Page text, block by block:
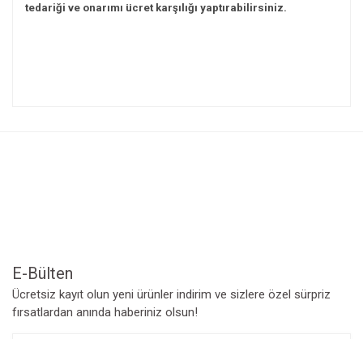
tedariği ve onarımı ücret karşılığı yaptırabilirsiniz.
E-Bülten
Ücretsiz kayıt olun yeni ürünler indirim ve sizlere özel sürpriz
fırsatlardan anında haberiniz olsun!